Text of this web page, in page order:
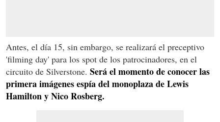
Antes, el día 15, sin embargo, se realizará el preceptivo
'filming day' para los spot de los patrocinadores, en el
circuito de Silverstone. Será el momento de conocer las
primera imágenes espía del monoplaza de Lewis
Hamilton y Nico Rosberg.